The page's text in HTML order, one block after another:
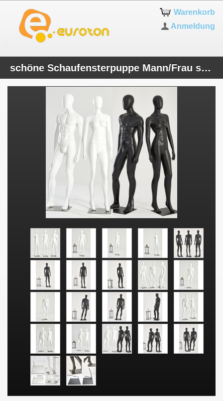
Warenkorb
Anmeldung
schöne Schaufensterpuppe Mann/Frau schwarz oder weiß matt lackiert Kopf egghead